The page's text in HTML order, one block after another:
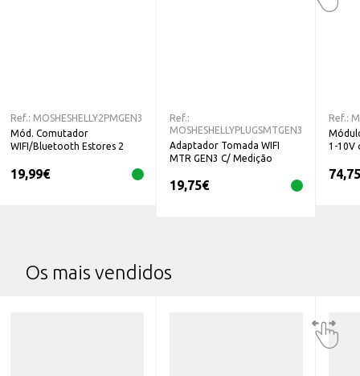
Ref.: MOSHESHELLY2PMGEN3
Mód. Comutador
WIFI/Bluetooth Estores 2
19,99€
Ref.:
MOSHESHELLYPLUGSMTGEN3
Adaptador Tomada WIFI
MTR GEN3 C/ Medição
19,75€
Ref.:
1-10V
74,75
Os mais vendidos